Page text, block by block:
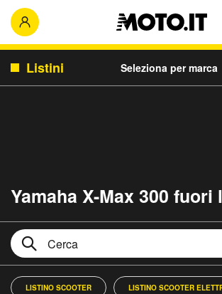
Listini Seleziona per marca
Yamaha X-Max 300
LISTINO SCOOTER LISTINO SCOOTER